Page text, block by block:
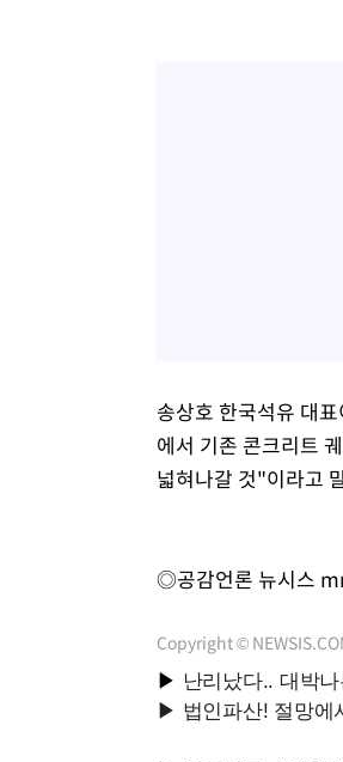
송상호 한국석유 대
에서 기존 콘크리트
넓혀나갈 것"이라고
◎공감언론 뉴시스
Copyright ©